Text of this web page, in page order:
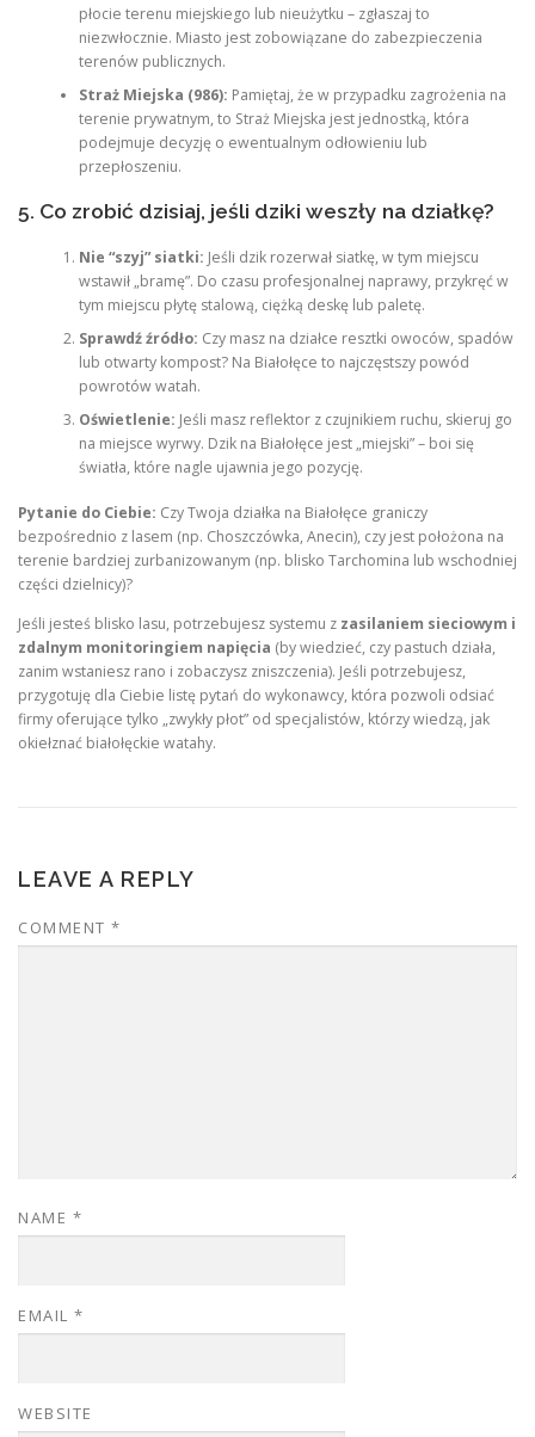
płocie terenu miejskiego lub nieużytku – zgłaszaj to
niezwłocznie. Miasto jest zobowiązane do zabezpieczenia
terenów publicznych.
Straż Miejska (986): Pamiętaj, że w przypadku zagrożenia na
terenie prywatnym, to Straż Miejska jest jednostką, która
podejmuje decyzję o ewentualnym odłowieniu lub
przepłoszeniu.
5. Co zrobić dzisiaj, jeśli dziki weszły na działkę?
Nie “szyj” siatki: Jeśli dzik rozerwał siatkę, w tym miejscu
wstawił „bramę”. Do czasu profesjonalnej naprawy, przykręć w
tym miejscu płytę stalową, ciężką deskę lub paletę.
Sprawdź źródło: Czy masz na działce resztki owoców, spadów
lub otwarty kompost? Na Białołęce to najczęstszy powód
powrotów watah.
Oświetlenie: Jeśli masz reflektor z czujnikiem ruchu, skieruj go
na miejsce wyrwy. Dzik na Białołęce jest „miejski” – boi się
światła, które nagle ujawnia jego pozycję.
Pytanie do Ciebie: Czy Twoja działka na Białołęce graniczy
bezpośrednio z lasem (np. Choszczówka, Anecin), czy jest położona na
terenie bardziej zurbanizowanym (np. blisko Tarchomina lub wschodniej
części dzielnicy)?
Jeśli jesteś blisko lasu, potrzebujesz systemu z zasilaniem sieciowym i
zdalnym monitoringiem napięcia (by wiedzieć, czy pastuch działa,
zanim wstaniesz rano i zobaczysz zniszczenia). Jeśli potrzebujesz,
przygotuję dla Ciebie listę pytań do wykonawcy, która pozwoli odsiać
firmy oferujące tylko „zwykły płot” od specjalistów, którzy wiedzą, jak
okiełznać białołęckie watahy.
LEAVE A REPLY
COMMENT *
NAME *
EMAIL *
WEBSITE